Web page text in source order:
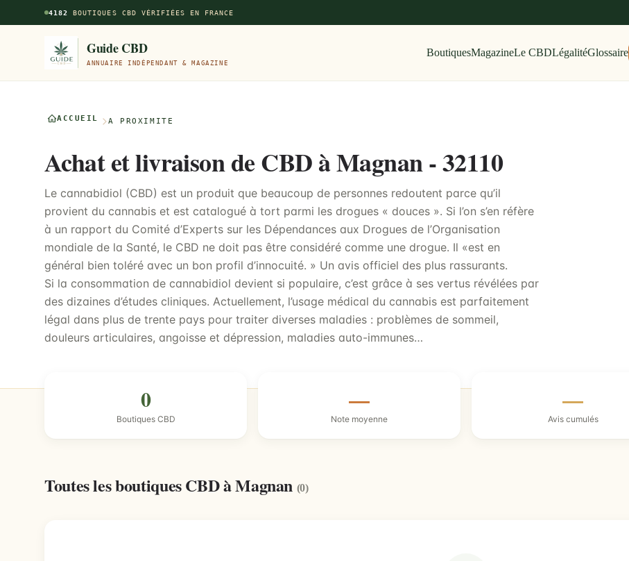
Aller au contenu principal
4182 BOUTIQUES CBD VÉRIFIÉES EN FRANCE
Guide CBD
ANNUAIRE INDÉPENDANT & MAGAZINE
BoutiquesMagazineLe CBDLégalitéGlossaire
ACCUEIL À PROXIMITÉ
Achat et livraison de CBD à Magnan - 32110
Le cannabidiol (CBD) est un produit que beaucoup de personnes redoutent parce qu’il
provient du cannabis et est catalogué à tort parmi les drogues « douces ». Si l’on s’en réfère
à un rapport du Comité d’Experts sur les Dépendances aux Drogues de l’Organisation
mondiale de la Santé, le CBD ne doit pas être considéré comme une drogue. Il «est en
général bien toléré avec un bon profil d’innocuité. » Un avis officiel des plus rassurants.
Si la consommation de cannabidiol devient si populaire, c’est grâce à ses vertus révélées par
des dizaines d’études cliniques. Actuellement, l’usage médical du cannabis est parfaitement
légal dans plus de trente pays pour traiter diverses maladies : problèmes de sommeil,
douleurs articulaires, angoisse et dépression, maladies auto-immunes…
0
Boutiques CBD
—
Note moyenne
—
Avis cumulés
Toutes les boutiques CBD à Magnan (0)